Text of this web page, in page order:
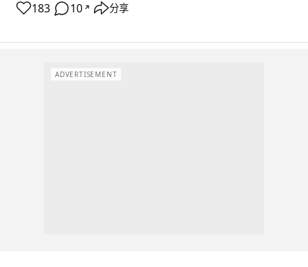
183 10 ↗ 分享
ADVERTISEMENT